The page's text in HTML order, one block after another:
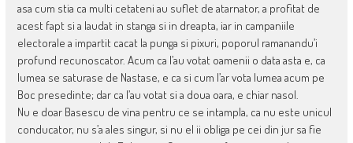
asa cum stia ca multi cetateni au suflet de atarnator, a profitat de
acest fapt si a laudat in stanga si in dreapta, iar in campaniile
electorale a impartit cacat la punga si pixuri, poporul ramanandu’i
profund recunoscator. Acum ca l’au votat oamenii o data asta e, ca
lumea se saturase de Nastase, e ca si cum l’ar vota lumea acum pe
Boc presedinte; dar ca l’au votat si a doua oara, e chiar nasol.
Nu e doar Basescu de vina pentru ce se intampla, ca nu este unicul
conducator, nu s’a ales singur, si nu el ii obliga pe cei din jur sa fie